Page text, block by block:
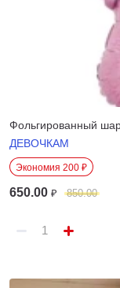
Фольгированный
ДЕВОЧКАМ
Экономия 200 ₽
650.00 ₽ 850.00